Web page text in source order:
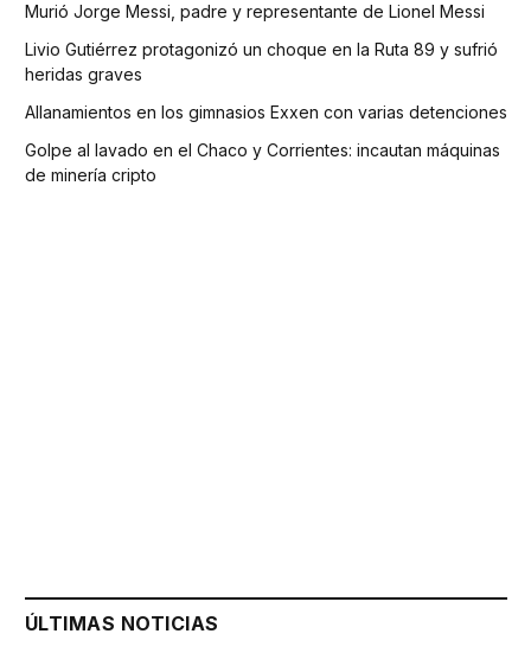
Murió Jorge Messi, padre y representante de Lionel Messi
Livio Gutiérrez protagonizó un choque en la Ruta 89 y sufrió
heridas graves
Allanamientos en los gimnasios Exxen con varias detenciones
Golpe al lavado en el Chaco y Corrientes: incautan máquinas
de minería cripto
ÚLTIMAS NOTICIAS